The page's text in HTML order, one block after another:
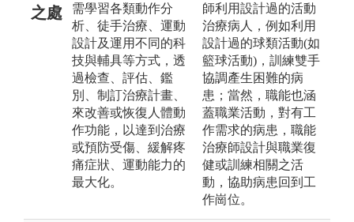
之處
需學習各類動作分
析、徒手治療、運動
設計及運用不同的科
技與輔具等方式，透
過檢查、評估、鑑
別、制訂治療計畫、
來改善或恢復人體動
作功能，以達到治療
或預防受傷、緩解疼
痛症狀、運動能力的
最大化。
師利用設計過的活動
治療病人，例如利用
設計過的球類活動(如
籃球活動)，訓練雙手
協調產生困難的病
患；當然，職能也涵
蓋職業活動，對有工
作需求的病患，職能
治療師設計與職業復
健或訓練相關之活
動，協助病患回到工
作崗位。